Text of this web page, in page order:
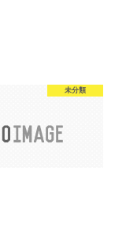
未分類